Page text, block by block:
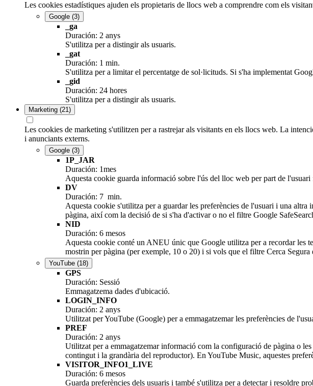
Les cookies estadístiques ajuden els propietaris de llocs web a comprendre com els
Google (3)
_ga
Duración: 2 anys
S'utilitza per a distingir als usuaris.
_gat
Duración: 1 min.
S'utilitza per a limitar el percentatge de sol·licituds. Si s'ha implementat
_gid
Duración: 24 hores
S'utilitza per a distingir als usuaris.
Marketing (21)
Les cookies de marketing s'utilitzen per a rastrejar als visitants en els llocs web. La
i anunciants externs.
Google (3)
1P_JAR
Duración: 1mes
Aquesta cookie guarda informació sobre l'ús del lloc web per part de
DV
Duración: 7 min.
Aquesta cookie s'utilitza per a guardar les preferències de l'usuari i una
pàgina, així com la decisió de si s'ha d'activar o no el filtre Google
NID
Duración: 6 mesos
Aquesta cookie conté un ANEU únic que Google utilitza per a recordar les
mostrin per pàgina (per exemple, 10 o 20) i si vols que el filtre Cerca
YouTube (18)
GPS
Duración: Sessió
Emmagatzema dades d'ubicació.
LOGIN_INFO
Duración: 2 anys
Utilitzat per YouTube (Google) per a emmagatzemar les preferències de
PREF
Duración: 2 anys
Utilitzat per a emmagatzemar informació com la configuració de pàgina o
contingut i la grandària del reproductor). En YouTube Music, aquestes
VISITOR_INFO1_LIVE
Duración: 6 mesos
Guarda preferències dels usuaris i també s'utilitza per a detectar i resoldre